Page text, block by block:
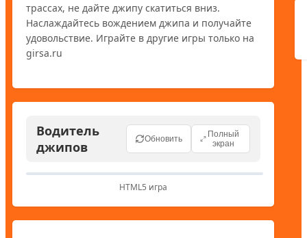
трассах, не дайте джипу скатиться вниз.
Наслаждайтесь вождением джипа и получайте
удовольствие. Играйте в другие игры только на
girsa.ru
Водитель
джипов
Обновить
Полный
экран
HTML5 игра